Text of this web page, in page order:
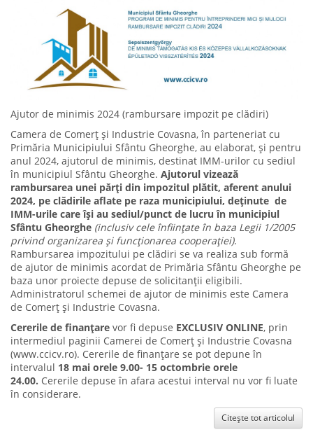
Ajutor de minimis 2024 (rambursare impozit pe clădiri)
Camera de Comerț și Industrie Covasna, în parteneriat cu
Primăria Municipiului Sfântu Gheorghe, au elaborat, și pentru
anul 2024, ajutorul de minimis, destinat IMM-urilor cu sediul
în municipiul Sfântu Gheorghe. Ajutorul vizează
rambursarea unei părți din impozitul plătit, aferent anului
2024, pe clădirile aflate pe raza municipiului, deținute de
IMM-urile care își au sediul/punct de lucru în municipiul
Sfântu Gheorghe (inclusiv cele înființate în baza Legii 1/2005
privind organizarea și funcționarea cooperației).
Rambursarea impozitului pe clădiri se va realiza sub formă
de ajutor de minimis acordat de Primăria Sfântu Gheorghe pe
baza unor proiecte depuse de solicitanții eligibili.
Administratorul schemei de ajutor de minimis este Camera
de Comerț și Industrie Covasna.
Cererile de finanțare vor fi depuse EXCLUSIV ONLINE, prin
intermediul paginii Camerei de Comerț și Industrie Covasna
(www.ccicv.ro). Cererile de finanțare se pot depune în
intervalul 18 mai orele 9.00- 15 octombrie orele
24.00. Cererile depuse în afara acestui interval nu vor fi luate
în considerare.
Citește tot articolul